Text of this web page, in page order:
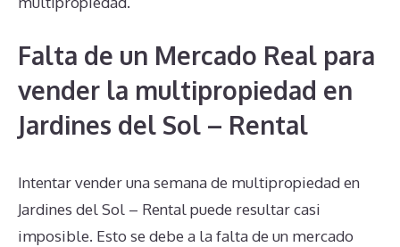
Falta de un Mercado Real para
vender la multipropiedad en
Jardines del Sol – Rental
Intentar vender una semana de multipropiedad en
Jardines del Sol – Rental puede resultar casi
imposible. Esto se debe a la falta de un mercado